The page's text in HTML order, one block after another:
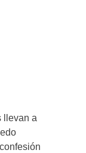
llevan a